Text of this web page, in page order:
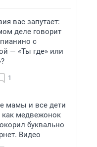
вас запутает:
деле говорит
с
— «Ты где» или
1
мамы и все дети
как медвежонок
буквально
Видео